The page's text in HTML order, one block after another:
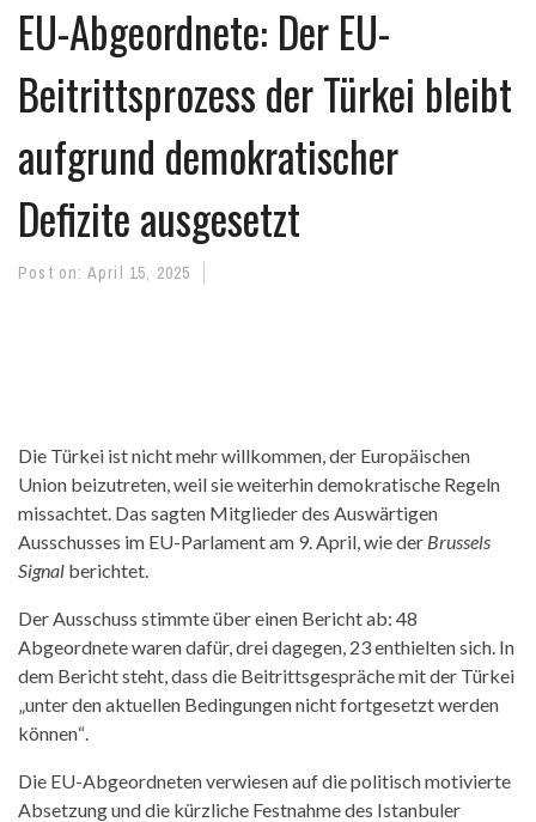
EU-Abgeordnete: Der EU-
Beitrittsprozess der Türkei bleibt
aufgrund demokratischer
Defizite ausgesetzt
Post on: April 15, 2025
Die Türkei ist nicht mehr willkommen, der Europäischen
Union beizutreten, weil sie weiterhin demokratische Regeln
missachtet. Das sagten Mitglieder des Auswärtigen
Ausschusses im EU-Parlament am 9. April, wie der Brussels
Signal berichtet.
Der Ausschuss stimmte über einen Bericht ab: 48
Abgeordnete waren dafür, drei dagegen, 23 enthielten sich. In
dem Bericht steht, dass die Beitrittsgespräche mit der Türkei
„unter den aktuellen Bedingungen nicht fortgesetzt werden
können“.
Die EU-Abgeordneten verwiesen auf die politisch motivierte
Absetzung und die kürzliche Festnahme des Istanbuler